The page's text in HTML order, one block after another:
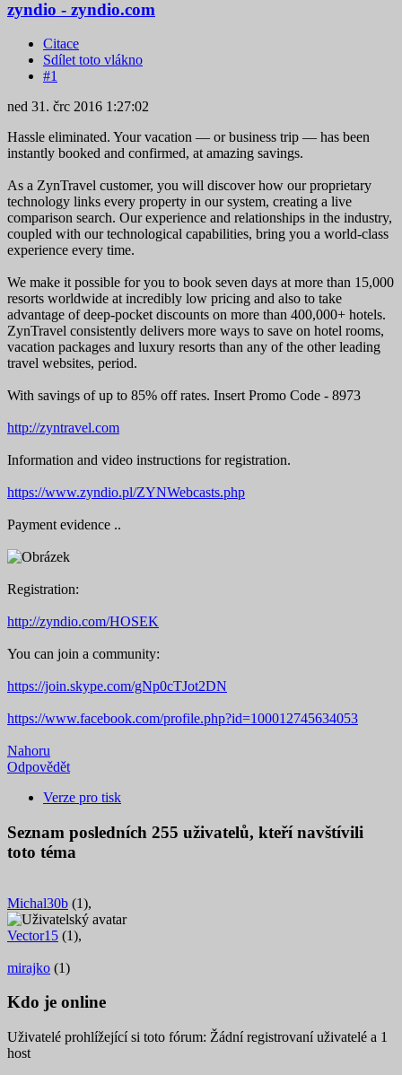
zyndio - zyndio.com
Citace
Sdílet toto vlákno
#1
ned 31. črc 2016 1:27:02
Hassle eliminated. Your vacation — or business trip — has been
instantly booked and confirmed, at amazing savings.
As a ZynTravel customer, you will discover how our proprietary
technology links every property in our system, creating a live
comparison search. Our experience and relationships in the industry,
coupled with our technological capabilities, bring you a world-class
experience every time.
We make it possible for you to book seven days at more than 15,000
resorts worldwide at incredibly low pricing and also to take
advantage of deep-pocket discounts on more than 400,000+ hotels.
ZynTravel consistently delivers more ways to save on hotel rooms,
vacation packages and luxury resorts than any of the other leading
travel websites, period.
With savings of up to 85% off rates. Insert Promo Code - 8973
http://zyntravel.com
Information and video instructions for registration.
https://www.zyndio.pl/ZYNWebcasts.php
Payment evidence ..
Registration:
http://zyndio.com/HOSEK
You can join a community:
https://join.skype.com/gNp0cTJot2DN
https://www.facebook.com/profile.php?id=100012745634053
Nahoru
Odpovědět
Verze pro tisk
Seznam posledních 255 uživatelů, kteří navštívili
toto téma
Michal30b (1),
Vector15 (1),
mirajko (1)
Kdo je online
Uživatelé prohlížející si toto fórum: Žádní registrovaní uživatelé a 1
host